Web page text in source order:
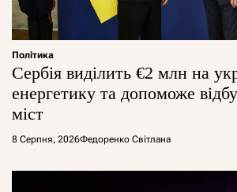
Політика
Сербія виділить €2 млн на
енергетику та допоможе
міст
8 Серпня, 2026Федоренко Світлана